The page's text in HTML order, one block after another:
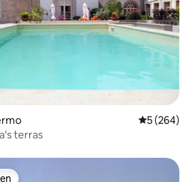
5 (264)
terras